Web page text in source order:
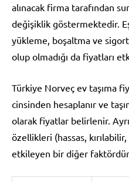
alınacak firma tarafından
değişiklik göstermektedir.
yükleme, boşaltma ve
olup olmadığı da fiyatları
Türkiye Norveç ev taşıma
cinsinden hesaplanır ve
olarak fiyatlar belirlenir.
özellikleri (hassas,
etkileyen bir diğer faktördür.